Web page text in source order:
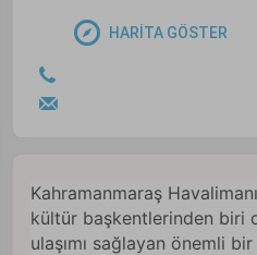
Kahramanmaraş
kültür başkentlerinden biri
ulaşımı sağlayan önemli bir
HARİTA GÖSTER